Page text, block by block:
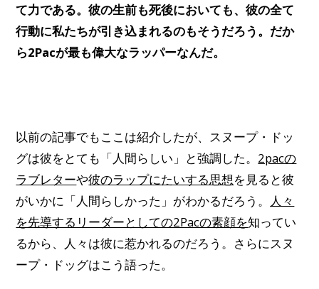
て力である。彼の生前も死後においても、彼の全て
行動に私たちが引き込まれるのもそうだろう。だか
ら2Pacが最も偉大なラッパーなんだ。
以前の記事でもここは紹介したが、スヌープ・ドッ
グは彼をとても「人間らしい」と強調した。 2pacの
ラブレターや彼のラップにたいする思想を見ると彼
がいかに「人間らしかった」がわかるだろう。
人々
を先導するリーダーとしての2Pacの素顔を知ってい
るから、人々は彼に惹かれるのだろう。さらにスヌ
ープ・ドッグはこう語った。